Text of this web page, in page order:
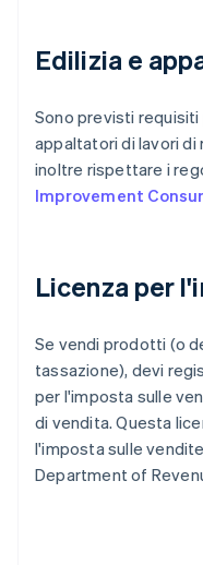
Edilizia e
Sono previsti
appaltatori di lavori
inoltre rispettare i
Improvement
Licenza per
Se vendi prodotti (o
tassazione), devi
per l'imposta sulle
di vendita. Questa
l'imposta sulle
Department of